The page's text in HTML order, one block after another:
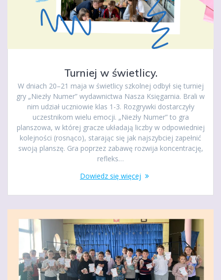
Turniej w świetlicy.
W dniach 20–21 maja w świetlicy szkolnej odbył się turniej
gry „Niezły Numer” wydawnictwa Nasza Księgarnia. Brali w
nim udział uczniowie klas 1-3. Rozgrywki dostarczyły
uczestnikom wielu emocji. „Niezły Numer” to gra
planszowa, w której gracze układają liczby w odpowiedniej
kolejności (rosnąco), starając się jak najszybciej zapełnić
swoją planszę. Gra poprzez zabawę rozwija koncentrację,
refleks…
Dowiedz się więcej